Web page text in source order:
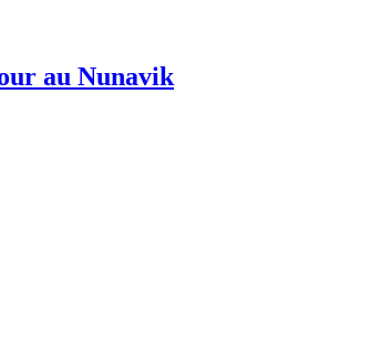
au Nunavik